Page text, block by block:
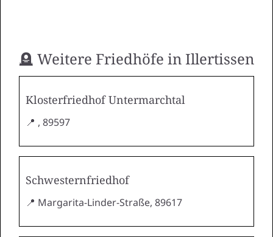
🪦 Weitere Friedhöfe in Illertissen
Klosterfriedhof Untermarchtal
📍 , 89597
Schwesternfriedhof
📍 Margarita-Linder-Straße, 89617